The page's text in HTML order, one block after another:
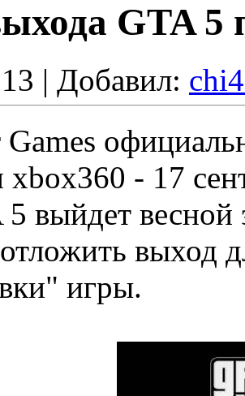
GTA 5
| Добавил:
Games
xbox360 - 17
выйдет весной
выход
игры.